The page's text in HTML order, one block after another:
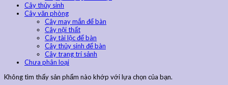
Cây thủy sinh
Cây văn phòng
Cây may mắn để bàn
Cây nội thất
Cây tài lộc để bàn
Cây thủy sinh để bàn
Cây trang trí sảnh
Chưa phân loại
Không tìm thấy sản phẩm nào khớp với lựa chọn của bạn.